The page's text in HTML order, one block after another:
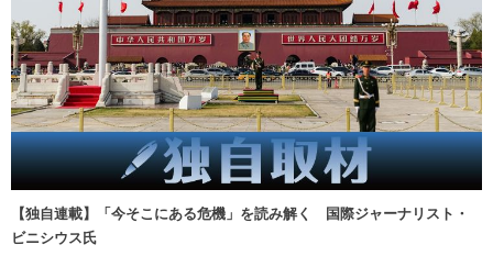
【独自連載】「今そこにある危機」を読み解く 国際ジャーナリスト・
ビニシウス氏